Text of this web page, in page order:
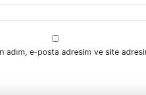
adım, e-posta adresim ve site